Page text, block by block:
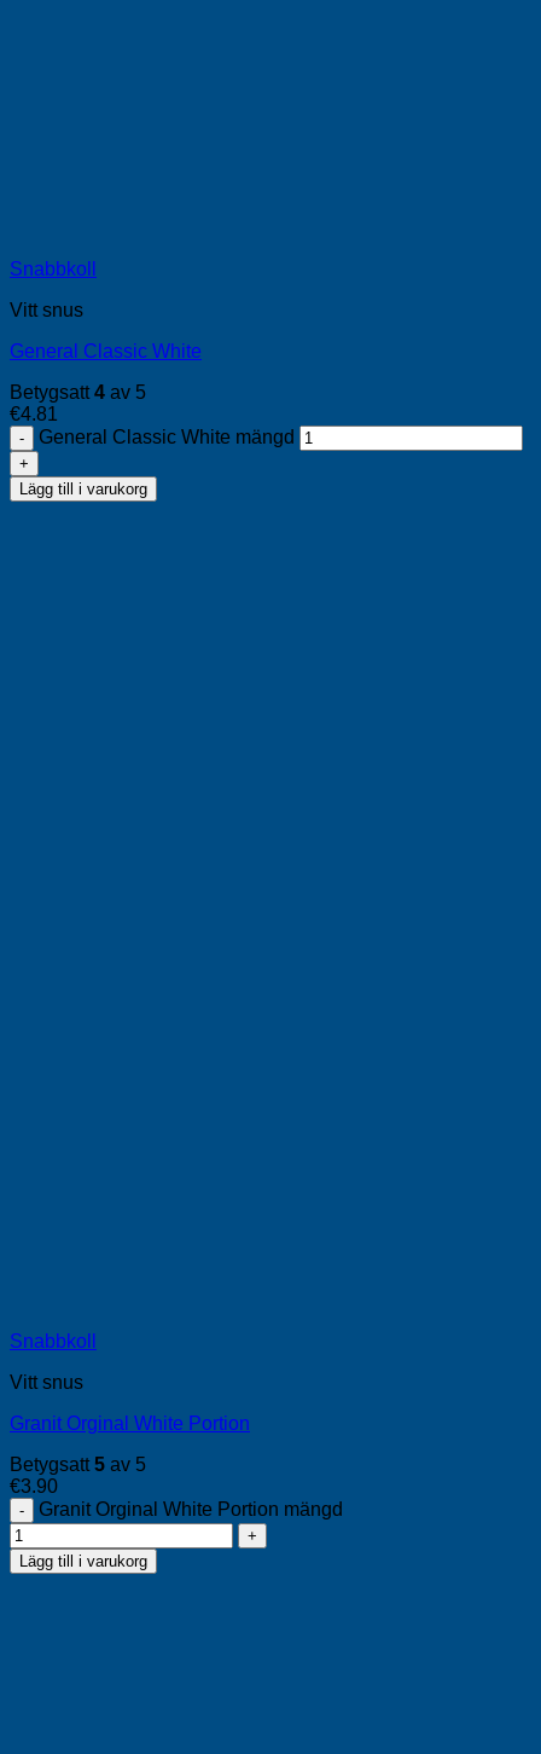
Snabbkoll
Vitt snus
General Classic White
Betygsatt4 av 5
€4.81
General Classic White mängd
Lägg till i varukorg
Snabbkoll
Vitt snus
Granit Orginal White Portion
Betygsatt5 av 5
€3.90
Granit Orginal White Portion mängd
Lägg till i varukorg